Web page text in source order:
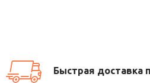
Быстрая доставка